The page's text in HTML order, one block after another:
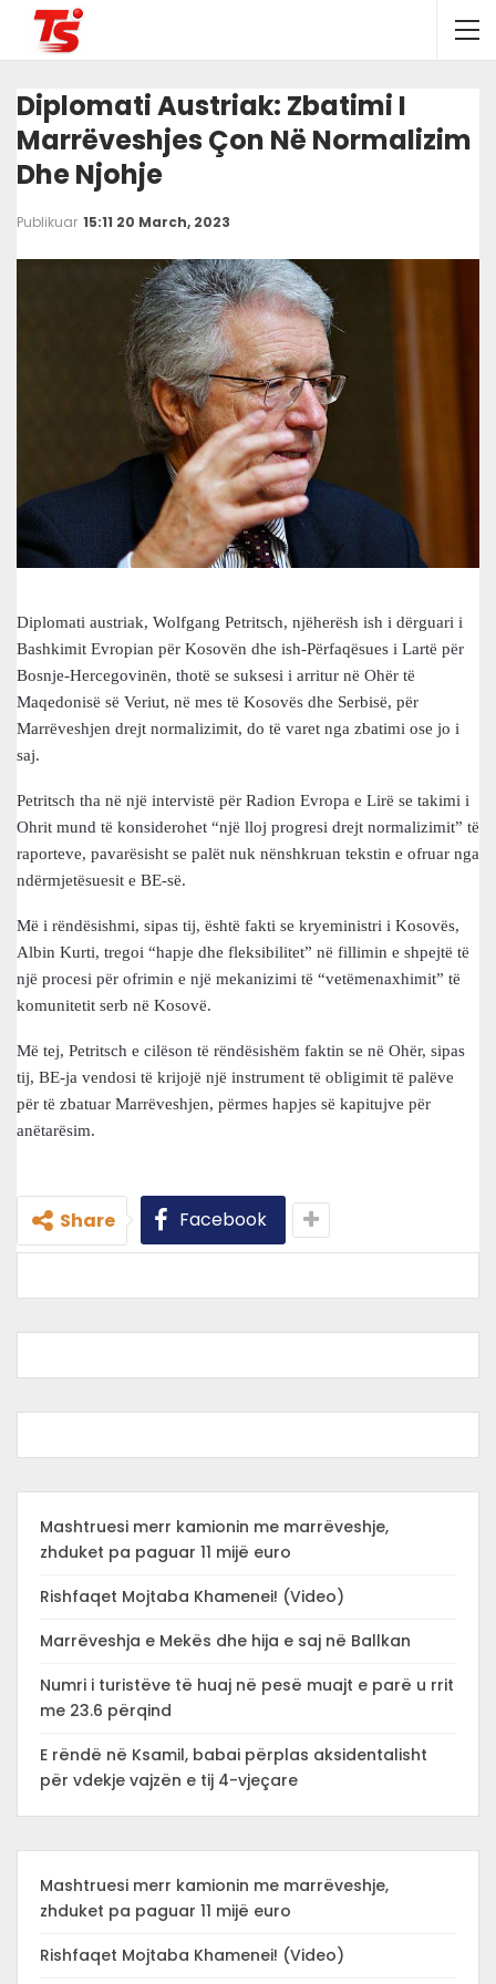
Diplomati Austriak: Zbatimi I
Marrëveshjes Çon Në Normalizim
Dhe Njohje
Publikuar 15:11 20 March, 2023
Diplomati austriak, Wolfgang Petritsch, njëherësh ish i dërguari i
Bashkimit Evropian për Kosovën dhe ish-Përfaqësues i Lartë për
Bosnje-Hercegovinën, thotë se suksesi i arritur në Ohër të
Maqedonisë së Veriut, në mes të Kosovës dhe Serbisë, për
Marrëveshjen drejt normalizimit, do të varet nga zbatimi ose jo i
saj.
Petritsch tha në një intervistë për Radion Evropa e Lirë se takimi i
Ohrit mund të konsiderohet “një lloj progresi drejt normalizimit” të
raporteve, pavarësisht se palët nuk nënshkruan tekstin e ofruar nga
ndërmjetësuesit e BE-së.
Më i rëndësishmi, sipas tij, është fakti se kryeministri i Kosovës,
Albin Kurti, tregoi “hapje dhe fleksibilitet” në fillimin e shpejtë të
një procesi për ofrimin e një mekanizimi të “vetëmenaxhimit” të
komunitetit serb në Kosovë.
Më tej, Petritsch e cilëson të rëndësishëm faktin se në Ohër, sipas
tij, BE-ja vendosi të krijojë një instrument të obligimit të palëve
për të zbatuar Marrëveshjen, përmes hapjes së kapitujve për
anëtarësim.
Share Facebook
Mashtruesi merr kamionin me marrëveshje,
zhduket pa paguar 11 mijë euro
Rishfaqet Mojtaba Khamenei! (Video)
Marrëveshja e Mekës dhe hija e saj në Ballkan
Numri i turistëve të huaj në pesë muajt e parë u rrit
me 23.6 përqind
E rëndë në Ksamil, babai përplas aksidentalisht
për vdekje vajzën e tij 4-vjeçare
Mashtruesi merr kamionin me marrëveshje,
zhduket pa paguar 11 mijë euro
Rishfaqet Mojtaba Khamenei! (Video)